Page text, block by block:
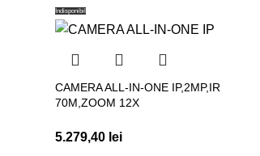
Indisponibil
CAMERA ALL-IN-ONE IP,2MP,IR
70M,ZOOM 12X
5.279,40 lei